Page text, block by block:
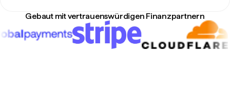
Gebaut mit vertrauenswürdigen Finanzpartnern